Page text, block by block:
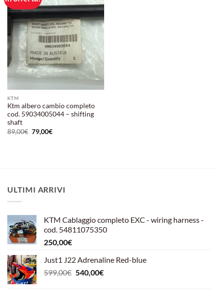
alla lista
dei
desideri
KTM
Ktm albero cambio completo
cod. 59034005044 – shifting
shaft
89,00€ Il
prezzo
79,00€Il
ULTIMI ARRIVI
KTM Cablaggio completo EXC - wiring harness -
cod. 54811075350
250,00€
Just1 J22 Adrenaline Red-blue
599,00€ Il
540,00€Il